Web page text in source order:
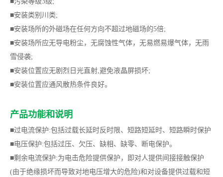
■安装类别川类;
■安装场所的外磁场在任何方向不超过地磁场的5倍;
■安装场所应无导电粉尘，无腐蚀性气体，无易燃易爆气体，无雨
雪侵袭;
■安装位置应无剧烈日光直射,避免液晶屏损坏;
■安装位置应通风散热条件良好。
产品功能和说明
■过电流保护:包括过载长延时反时限、短路短延时、短路瞬时保护
■电压保护:包括过压、欠压、缺相、缺零、断电保护。
■剩余电流保护:为电击危险提供保护，即对人提供间接接触保护
(由于绝缘损坏而导致对地电压增大的危险)和对设备提供过载和短